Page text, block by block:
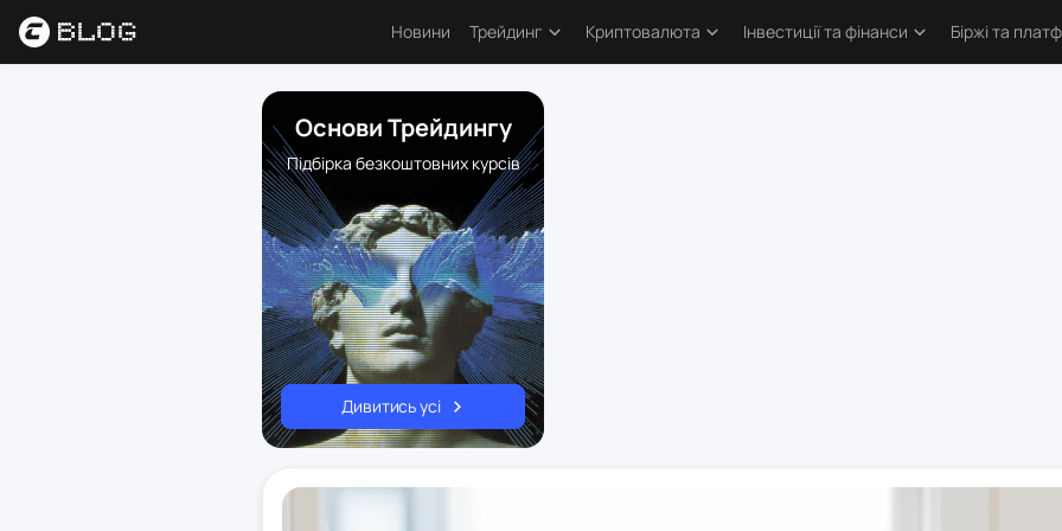
Новини Трейдинг
Аналітика
Основи трейдингу
Психологія трейдинга
Торгові стратегії
Індикатори
Ресурси
Криптовалюта Інвестиції та фінанси Біржі та
Основи Трейдингу
Підбірка безкоштовних курсів
Дивитись усі